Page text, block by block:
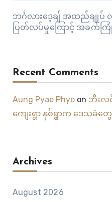
ဘင်္ဂလားဒေ့ချ် အထည်ချုပ်
ပြတ်လပ်မှုကြောင့် အခက်က
Recent Comments
Aung Pyae Phyoon ဘီးလ
ကျေးရွာ နှစ်ရွာက ဒေသခံတွေ
Archives
August 2026